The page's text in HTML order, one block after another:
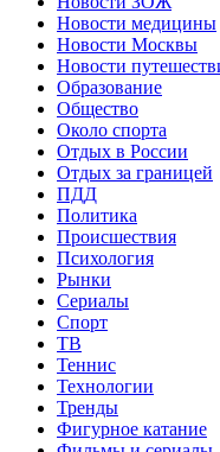
Новости медицины
Новости Москвы
Новости
Образование
Общество
Около спорта
Отдых в России
Отдых за границей
ПДД
Политика
Происшествия
Психология
Рынки
Сериалы
Спорт
ТВ
Теннис
Технологии
Тренды
Фигурное катание